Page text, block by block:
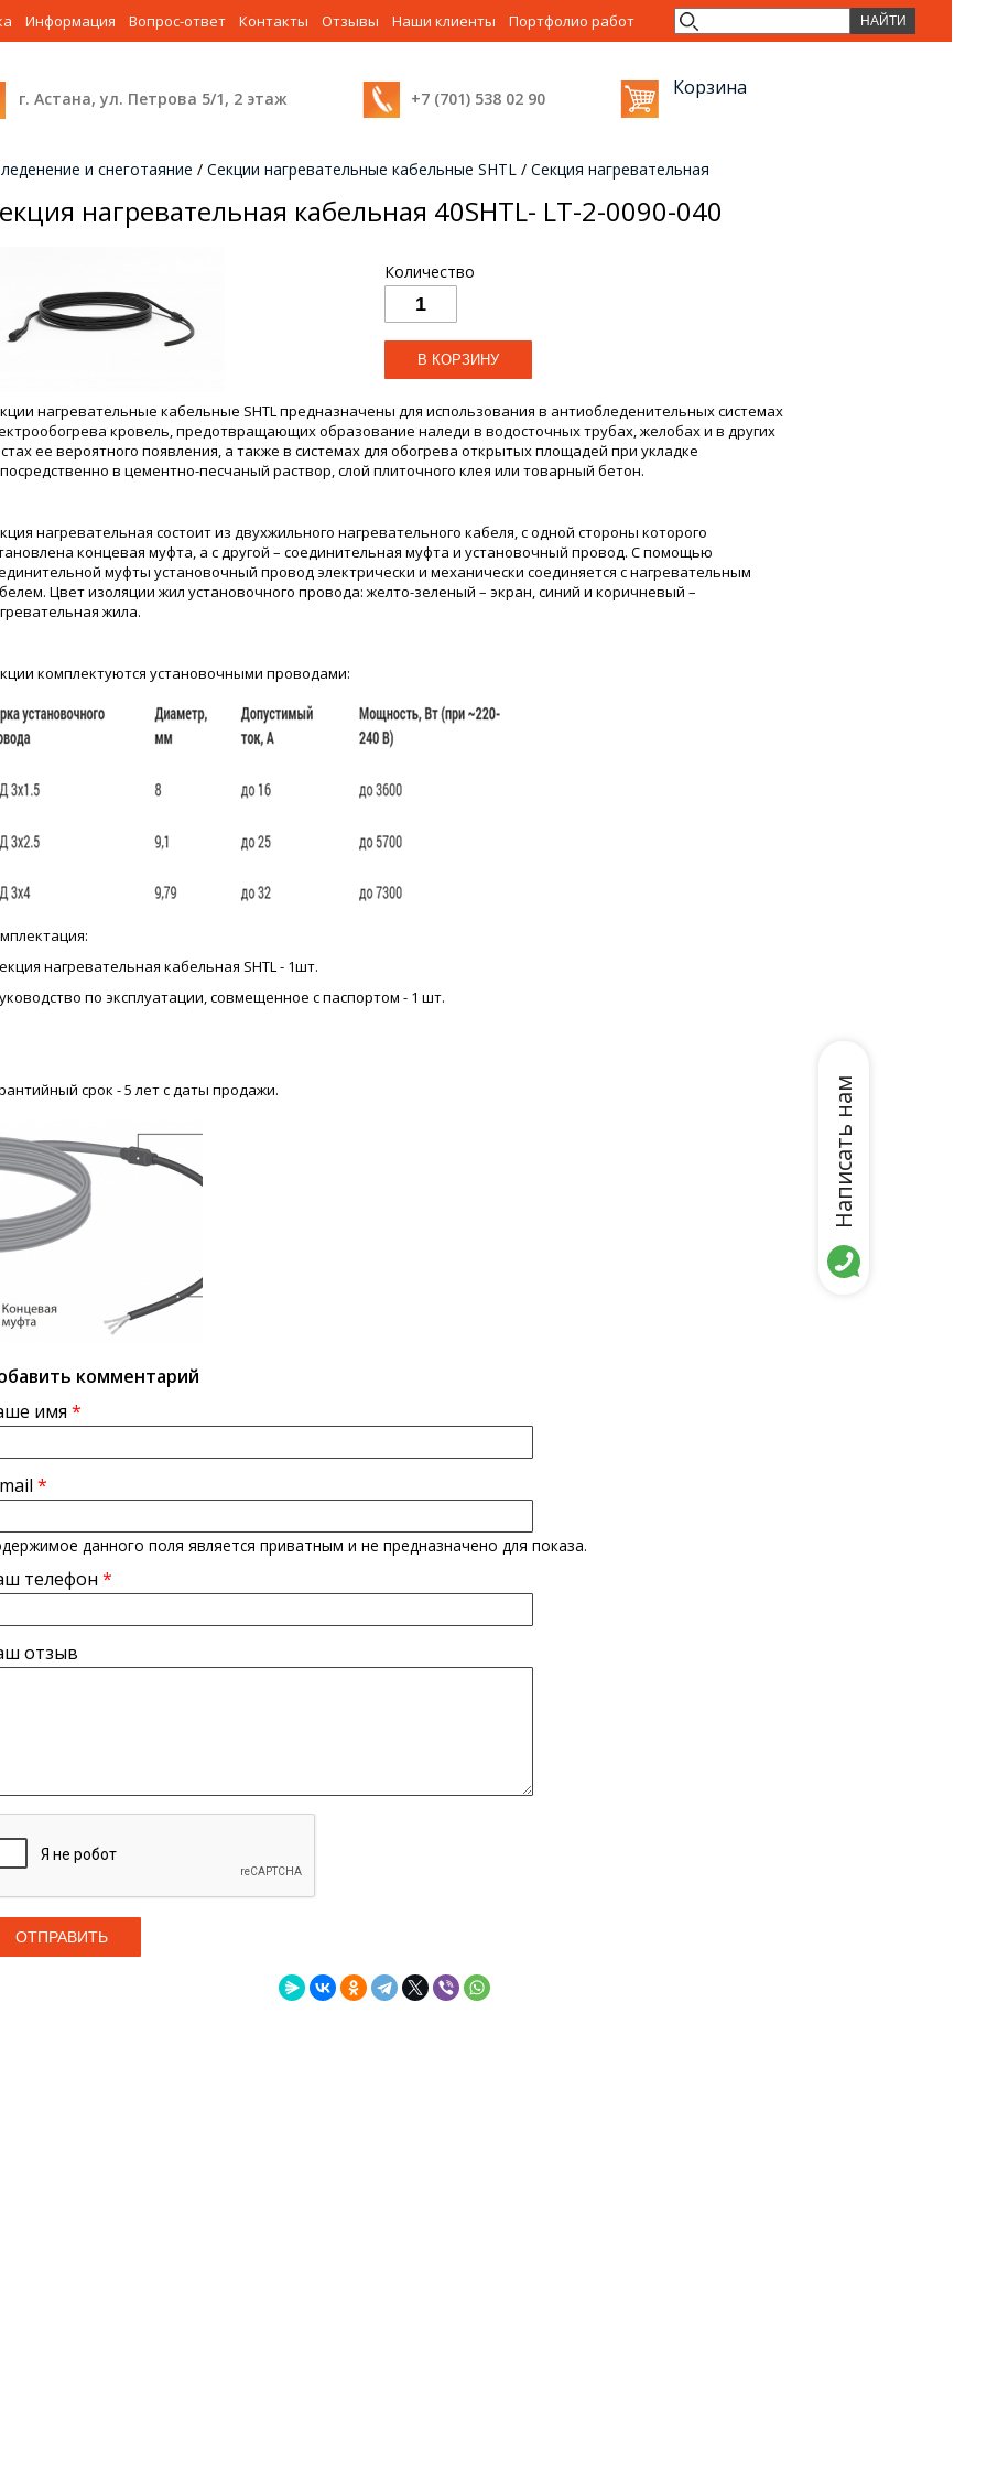
Информация Вопрос-ответ Контакты Отзывы Наши клиенты Портфолио работ
г. Астана, ул. Петрова 5/1, 2 этаж +7 (701) 538 02 90 Корзина
и снеготаяние / Секции нагревательные кабельные SHTL / Секция нагревательная
нагревательная кабельная 40SHTL- LT-2-0090-040
Количество
нагревательные кабельные SHTL предназначены для использования в антиобледенительных системах
кровель, предотвращающих образование наледи в водосточных трубах, желобах и в других
ее вероятного появления, а также в системах для обогрева открытых площадей при укладке
в цементно-песчаный раствор, слой плиточного клея или товарный бетон.
нагревательная состоит из двухжильного нагревательного кабеля, с одной стороны которого
концевая муфта, а с другой – соединительная муфта и установочный провод. С помощью
муфты установочный провод электрически и механически соединяется с нагревательным
Цвет изоляции жил установочного провода: желто-зеленый – экран, синий и коричневый –
жила.
комплектуются установочными проводами:
нагревательная кабельная SHTL - 1шт.
по эксплуатации, совмещенное с паспортом - 1 шт.
срок - 5 лет с даты продажи.
комментарий
имя *
*
данного поля является приватным и не предназначено для показа.
телефон *
отзыв
Написать нам